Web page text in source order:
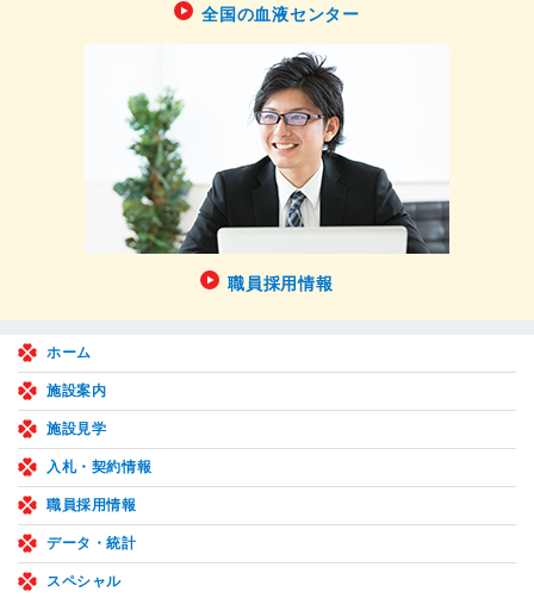
全国の血液センター
職員採用情報
ホーム
施設案内
施設見学
入札・契約情報
職員採用情報
データ・統計
スペシャル